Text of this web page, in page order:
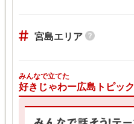
宮島エリア
みんなで立てた
好きじゃわー広島トピック